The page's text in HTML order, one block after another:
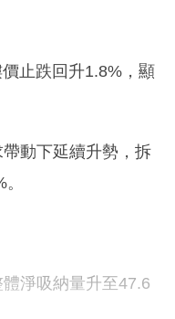
止跌回升1.8%，顯
動下延續升勢，拆
淨吸納量升至47.6